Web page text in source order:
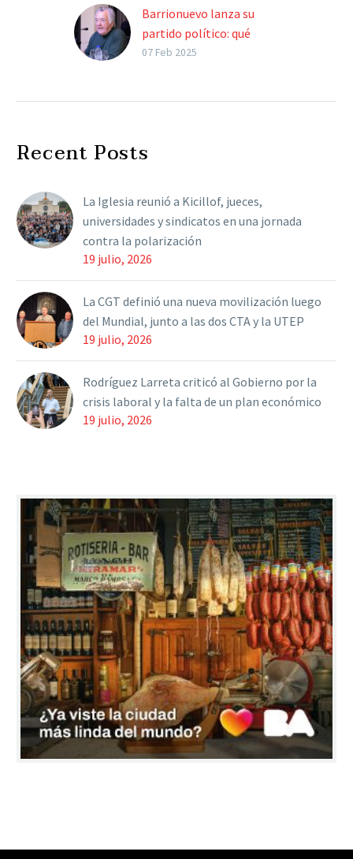
Barrionuevo lanza su
partido político: qué
sindicalistas le dieron el
influir en el Congreso.
tiene….
07 Feb 2025
Recent Posts
La Iglesia reunió a Kicillof, jueces,
universidades y sindicatos en una jornada
contra la polarización
19 julio, 2026
La CGT definió una nueva movilización luego
del Mundial, junto a las dos CTA y la UTEP
19 julio, 2026
Rodríguez Larreta criticó al Gobierno por la
crisis laboral y la falta de un plan económico
19 julio, 2026